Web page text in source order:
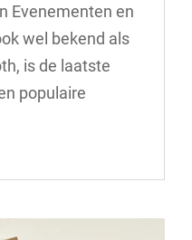
Evenementen en
wel bekend als
is de laatste
populaire